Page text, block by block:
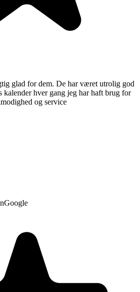
glad for dem. De har været utrolig god
kalender hver gang jeg har haft brug for
og service
Google